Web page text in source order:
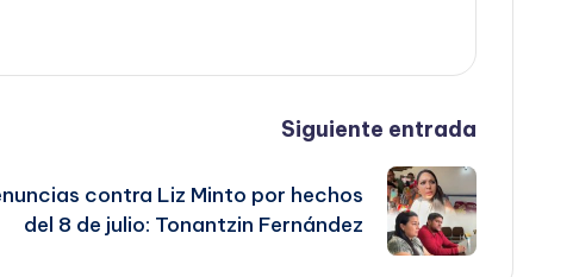
Siguiente entrada
contra Liz Minto por hechos
del 8 de julio: Tonantzin Fernández